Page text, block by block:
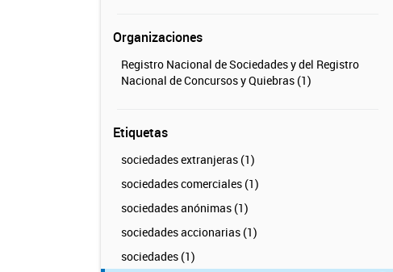
Organizaciones
Registro Nacional de Sociedades y del Registro
Nacional de Concursos y Quiebras (1)
Etiquetas
sociedades extranjeras (1)
sociedades comerciales (1)
sociedades anónimas (1)
sociedades accionarias (1)
sociedades (1)